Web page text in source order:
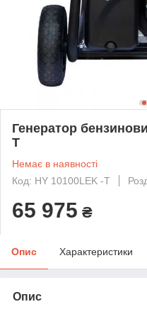
Генератор
T
Немає в наявності
Код: HY 10100LEK -T
65 975 ₴
Опис Характеристики
Опис